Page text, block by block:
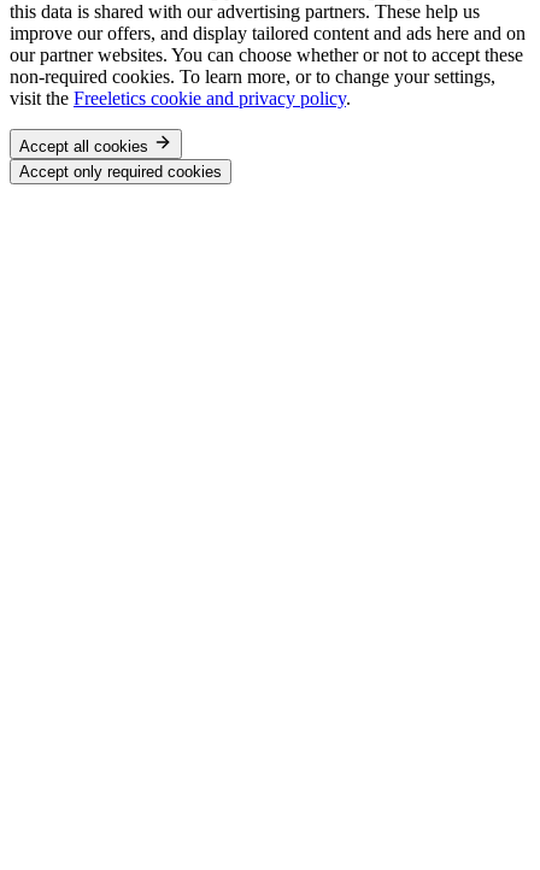
this data is shared with our advertising partners. These help us
improve our offers, and display tailored content and ads here and on
our partner websites. You can choose whether or not to accept these
non-required cookies. To learn more, or to change your settings,
visit the Freeletics cookie and privacy policy.
Accept all cookies
Accept only required cookies